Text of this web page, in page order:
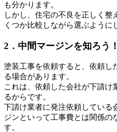
も分かります。
しかし、住宅の不良を正しく整
くつか比較しながら選ぶように
2．中間マージンを知ろう！
塗装工事を依頼すると、依頼し
る場合があります。
これは、依頼した会社が下請け
るからです。
下請け業者に発注依頼している
ジンといって工事費とは関係の
す。